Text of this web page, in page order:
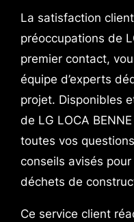
La satisfaction
préoccupations de
premier contact,
équipe d’experts
projet. Disponibles
de LG LOCA
toutes vos
conseils avisés
déchets de
Ce service client